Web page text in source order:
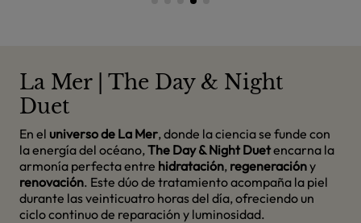
La Mer | The Day & Night
Duet
En el universo de La Mer, donde la ciencia se funde con
la energía del océano,The Day & Night Duetencarna la
armonía perfecta entre hidratación, regeneracióny
renovación. Este dúo de tratamiento acompaña la piel
durante las veinticuatro horas del día, ofreciendo un
ciclo continuo de reparación y luminosidad.